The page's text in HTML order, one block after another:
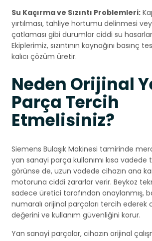
Su Kaçırma ve Sızıntı Problemleri:
yırtılması, tahliye hortumu delinmesi
çatlaması gibi durumlar ciddi su
Ekiplerimiz, sızıntının kaynağını basınç
kalıcı çözüm üretir.
Neden Orijinal
Parça Tercih
Etmelisiniz?
Siemens Bulaşık Makinesi tamirinde
yan sanayi parça kullanımı kısa vadede
görünse de, uzun vadede cihazın ana
motoruna ciddi zararlar verir. Beykoz
sadece üretici tarafından onaylanmış,
numaralı orijinal parçaları tercih ederek
değerini ve kullanım güvenliğini korur.
Yan sanayi parçalar, cihazın orijinal